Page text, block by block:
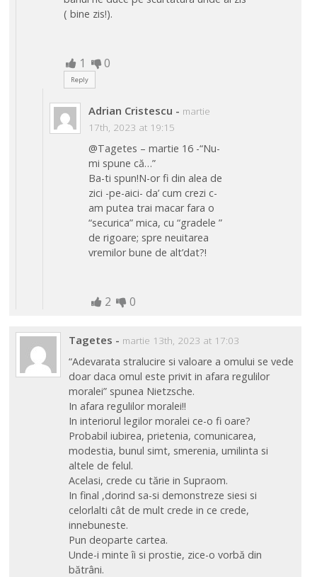
( bine zis!).
1 0
Reply
Adrian Cristescu - martie
17th, 2023 at 19:15
@Tagetes – martie 16 -“Nu-
mi spune că…”
Ba-ti spun!N-or fi din alea de
zici -pe-aici- da’ cum crezi c-
am putea trai macar fara o
“securica” mica, cu “gradele ”
de rigoare; spre neuitarea
vremilor bune de alt’dat?!
2 0
Tagetes - martie 13th, 2023 at 17:03
“Adevarata stralucire si valoare a omului se vede
doar daca omul este privit in afara regulilor
moralei” spunea Nietzsche.
In afara regulilor moralei!!
In interiorul legilor moralei ce-o fi oare?
Probabil iubirea, prietenia, comunicarea,
modestia, bunul simt, smerenia, umilinta si
altele de felul.
Acelasi, crede cu tărie in Supraom.
In final ,dorind sa-si demonstreze siesi si
celorlalti cât de mult crede in ce crede,
innebuneste.
Pun deoparte cartea.
Unde-i minte îi si prostie, zice-o vorbă din
bătrâni.